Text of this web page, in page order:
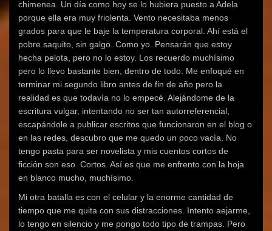
chimenea. Un día como hoy se lo hubiera puesto a Adela
porque ella era muy friolenta. Vento necesitaba menos
grados para que le baje la temperatura corporal. Ahí está el
pobre saquito, sin galgo. Como yo. Pensarán que estoy
hecha pelota, pero no lo estoy. Los recuerdo muchísimo
pero lo llevo bastante bien, dentro de todo. Me enfoqué en
terminar mi segundo libro antes de fin de año pero la
realidad es que todavía no lo empecé. Alejándome de la
escritura vulgar, intentando no ser tan autorreferencial,
escapándole a publicar escritos que funcionaron en el blog o
en las redes, descubro que me quedo un poco vacía. No
tengo pasta para ser novelista y mis cuentos cortos de
ficción son eso. Cortos. Así es que me enfrento con la hoja
en blanco mucho, muchísimo.
Mi otra batalla es con el celular y la enorme cantidad de
tiempo que me quita con sus distracciones. Intento aejarme,
lo tengo en silencio y me pongo todo tipo de trampas. Pero